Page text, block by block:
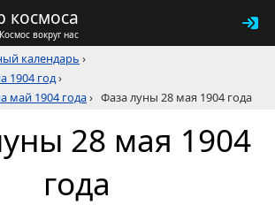
космоса
Космос вокруг нас
календарь ›
1904 год›
май 1904 года› Фаза луны 28 мая 1904 года
28 мая 1904
года